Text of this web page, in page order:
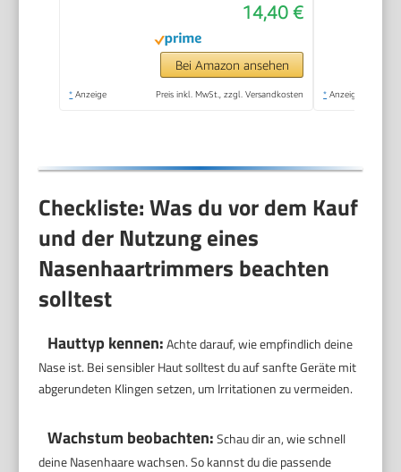
Auswaschfunktions-
Knopf inkl. 3
NE3850
14,40 €
Bei Amazon ansehen
* Anzeige Preis inkl. MwSt., zzgl. Versandkosten * Anzeige
Checkliste: Was du vor dem Kauf
und der Nutzung eines
Nasenhaartrimmers beachten
solltest
Hauttyp kennen:Achte darauf, wie empfindlich deine
Nase ist. Bei sensibler Haut solltest du auf sanfte Geräte mit
abgerundeten Klingen setzen, um Irritationen zu vermeiden.
Wachstum beobachten:Schau dir an, wie schnell
deine Nasenhaare wachsen. So kannst du die passende